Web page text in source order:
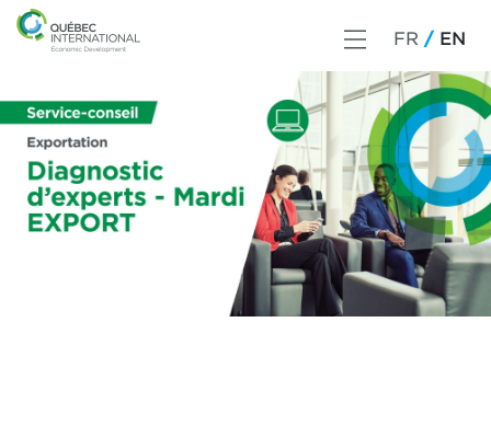
FR EN